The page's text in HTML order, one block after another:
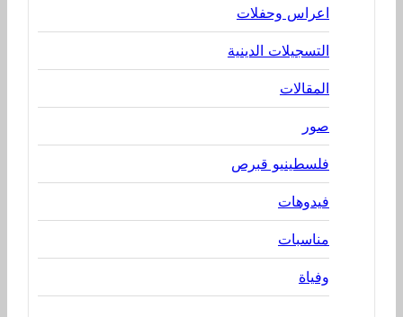
اعراس وحفلات
التسجيلات الدينية
المقالات
صور
فلسطينيو قبرص
فيدوهات
مناسبات
وفياة